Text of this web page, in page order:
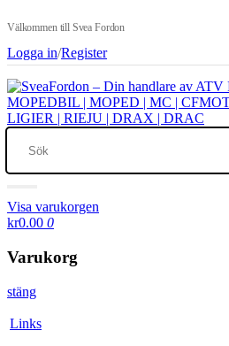
Välkommen till Svea Fordon
Logga in/Register
Visa varukorgen
kr0.00 0
Varukorg
stäng
Links